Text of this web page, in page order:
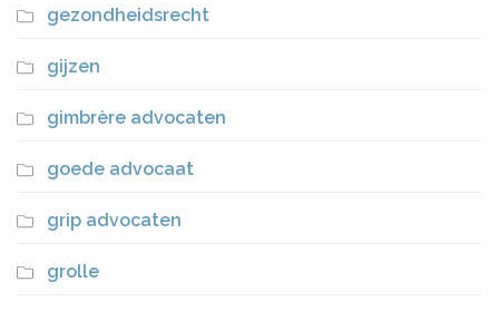
gezondheidsrecht
gijzen
gimbrère advocaten
goede advocaat
grip advocaten
grolle